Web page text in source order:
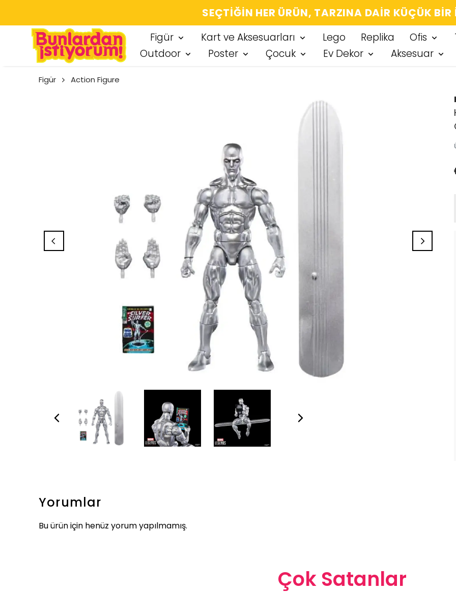
SEÇTIĞIN HER ÜRÜN, TARZINA DAIR KÜÇÜK
Figür Kart ve Aksesuarları Lego Replika Ofis
Outdoor
Poster Çocuk Ev Dekor Aksesuar
Figür Action Figure
Yorumlar
Bu ürün için henüz yorum yapılmamış.
Çok Satanlar